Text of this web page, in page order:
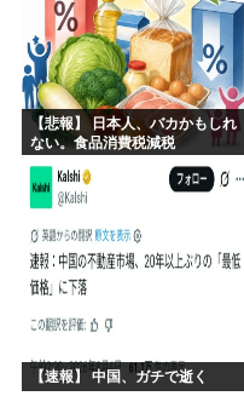
【悲報】 日本人、バカかもしれ
ない。食品消費税減税
賛成してしまう
【速報】 中国、ガチで逝く